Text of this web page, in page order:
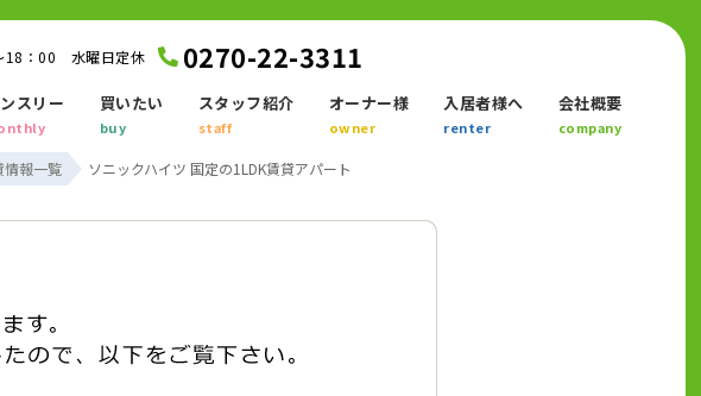
18：00 水曜日定休 0270-22-3311
スリー 買いたい
buy
スタッフ紹介
staff
オーナー様
owner
入居者様へ
renter
会社概要
company
情報一覧 ソニックハイツ 国定の1LDK賃貸アパート